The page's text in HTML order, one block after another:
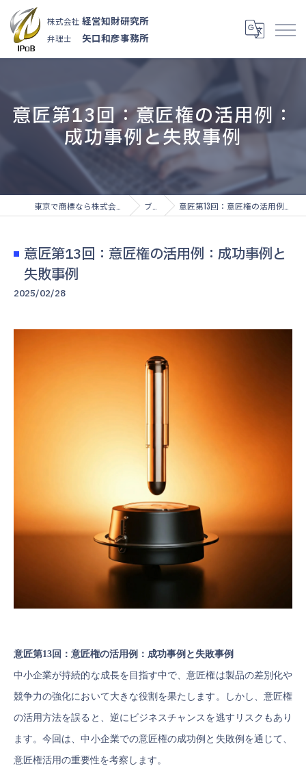
株式会社 経営知財研究所
弁理士 矢口和彦事務所
意匠第13回：意匠権の活用例：
成功事例と失敗事例
ブログ 意匠第13回：意匠権の活用例：成功事例と失敗事例
意匠第13回：意匠権の活用例：成功事例と
失敗事例
2025/02/28
意匠第13回：意匠権の活用例：成功事例と失敗事例
中小企業が持続的な成長を目指す中で、意匠権は製品の差別化や
競争力の強化において大きな役割を果たします。しかし、意匠権
の活用方法を誤ると、逆にビジネスチャンスを逃すリスクもあり
ます。今回は、中小企業での意匠権の成功例と失敗例を通じて、
意匠権活用の重要性を考察します。